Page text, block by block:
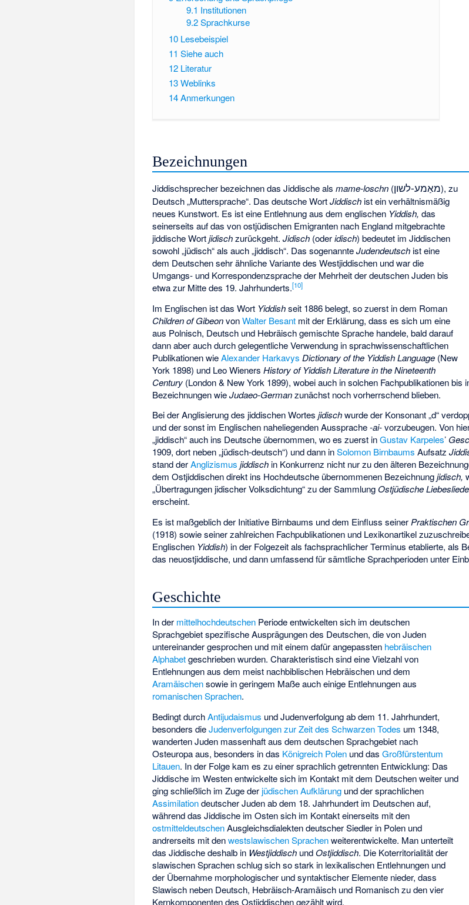
9.1 Institutionen
9.2 Sprachkurse
10 Lesebeispiel
11 Siehe auch
12 Literatur
13Weblinks
14Anmerkungen
Bezeichnungen
Jiddischsprecher bezeichnen das Jiddische alsmame-loschn (מאַמע-לשון), zu
Deutsch „Muttersprache“. Das deutsche WortJiddisch ist ein verhältnismäßig
neues Kunstwort. Es ist eine Entlehnung aus dem englischen Yiddish, das
seinerseits auf das von ostjüdischen Emigranten nach England mitgebrachte
jiddische Wortjidischzurückgeht.Jidisch (oderidisch) bedeutet im Jiddischen
sowohl „jüdisch“ als auch „jiddisch“. Das sogenannteJudendeutsch ist eine
dem Deutschen sehr ähnliche Variante des Westjiddischen und war die
Umgangs- und Korrespondenzsprache der Mehrheit der deutschen Juden bis
etwa zur Mitte des 19. Jahrhunderts.[10]
Im Englischen ist das Wort Yiddishseit 1886 belegt, so zuerst in dem Roman
Children of GibeonvonWalter Besant mit der Erklärung, dass es sich um eine
aus Polnisch, Deutsch und Hebräisch gemischte Sprache handele, bald darauf
dann aber auch durch gelegentliche Verwendung in sprachwissenschaftlichen
Publikationen wieAlexander Harkavys Dictionary of the Yiddish Language (New
York 1898) und Leo Wieners History of Yiddish Literature in the Nineteenth
Century (London & New York 1899), wobei auch in solchen Fachpublikationen bis
Bezeichnungen wieJudaeo-Germanzunächst noch vorherrschend blieben.
Bei der Anglisierung des jiddischen Wortesjidischwurde der Konsonant „d“
und der sonst im Englischen naheliegenden Aussprache-ai-vorzubeugen. Von
„jiddisch“ auch ins Deutsche übernommen, wo es zuerst inGustav Karpeles’
1909, dort neben „jüdisch-deutsch“) und dann inSolomon Birnbaums Aufsatz
stand derAnglizismus jiddisch in Konkurrenz nicht nur zu den älteren
dem Ostjiddischen direkt ins Hochdeutsche übernommenen Bezeichnungjidisch,
„Übertragungen jidischer Volksdichtung“ zu der SammlungOstjüdische
erscheint.
Es ist maßgeblich der Initiative Birnbaums und dem Einfluss seiner Praktischen
(1918) sowie seiner zahlreichen Fachpublikationen und Lexikonartikel
Englischen Yiddish) in der Folgezeit als fachsprachlicher Terminus etablierte, als
das neuostjiddische, und dann umfassend für sämtliche Sprachperioden unter
Geschichte
In der mittelhochdeutschen Periode entwickelten sich im deutschen
Sprachgebiet spezifische Ausprägungen des Deutschen, die von Juden
untereinander gesprochen und mit einem dafür angepassten hebräischen
Alphabetgeschrieben wurden. Charakteristisch sind eine Vielzahl von
Entlehnungen aus dem meist nachbiblischen Hebräischen und dem
Aramäischensowie in geringem Maße auch einige Entlehnungen aus
romanischen Sprachen.
Bedingt durchAntijudaismus und Judenverfolgung ab dem 11. Jahrhundert,
besonders dieJudenverfolgungen zur Zeit des Schwarzen Todes um 1348,
wanderten Juden massenhaft aus dem deutschen Sprachgebiet nach
Osteuropa aus, besonders in das Königreich Polen und dasGroßfürstentum
Litauen. In der Folge kam es zu einer sprachlich getrennten Entwicklung: Das
Jiddische im Westen entwickelte sich im Kontakt mit dem Deutschen weiter und
ging schließlich im Zuge der jüdischen Aufklärung und der sprachlichen
Assimilationdeutscher Juden ab dem 18. Jahrhundert im Deutschen auf,
während das Jiddische im Osten sich im Kontakt einerseits mit den
ostmitteldeutschenAusgleichsdialekten deutscher Siedler in Polen und
andrerseits mit denwestslawischen Sprachenweiterentwickelte. Man unterteilt
das Jiddische deshalb in Westjiddisch undOstjiddisch. Die Koterritorialität der
slawischen Sprachen schlug sich so stark in lexikalischen Entlehnungen und
der Übernahme morphologischer und syntaktischer Elemente nieder, dass
Slawisch neben Deutsch, Hebräisch-Aramäisch und Romanisch zu den vier
Kernkomponenten des Ostjiddischen gezählt wird.